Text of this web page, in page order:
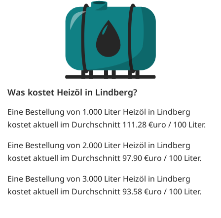
Was kostet Heizöl in Lindberg?
Eine Bestellung von 1.000 Liter Heizöl in Lindberg
kostet aktuell im Durchschnitt 111.28 €uro / 100 Liter.
Eine Bestellung von 2.000 Liter Heizöl in Lindberg
kostet aktuell im Durchschnitt 97.90 €uro / 100 Liter.
Eine Bestellung von 3.000 Liter Heizöl in Lindberg
kostet aktuell im Durchschnitt 93.58 €uro / 100 Liter.